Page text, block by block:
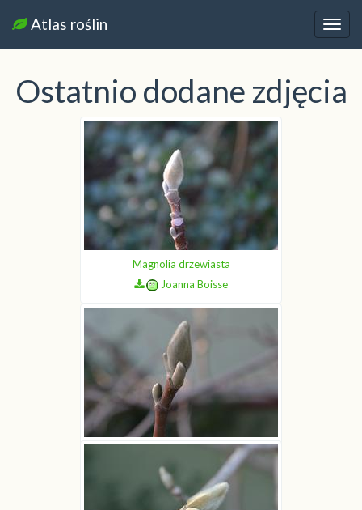
Atlas roślin
Ostatnio dodane zdjęcia
Magnolia drzewiasta
Joanna Boisse
Joanna Boisse